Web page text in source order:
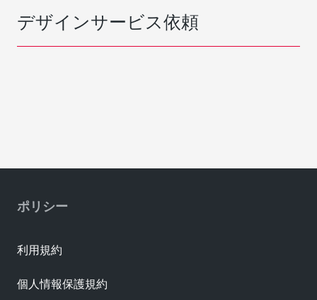
デザインサービス依頼
ポリシー
利用規約
個人情報保護規約